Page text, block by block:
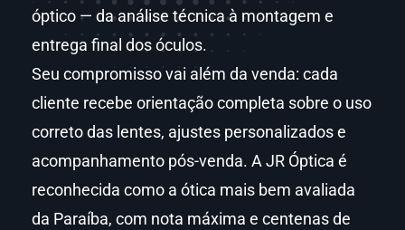
óptico — da análise técnica à montagem e
entrega final dos óculos.
Seu compromisso vai além da venda: cada
cliente recebe orientação completa sobre o uso
correto das lentes, ajustes personalizados e
acompanhamento pós-venda. A JR Óptica é
reconhecida como a ótica mais bem avaliada
da Paraíba, com nota máxima e centenas de